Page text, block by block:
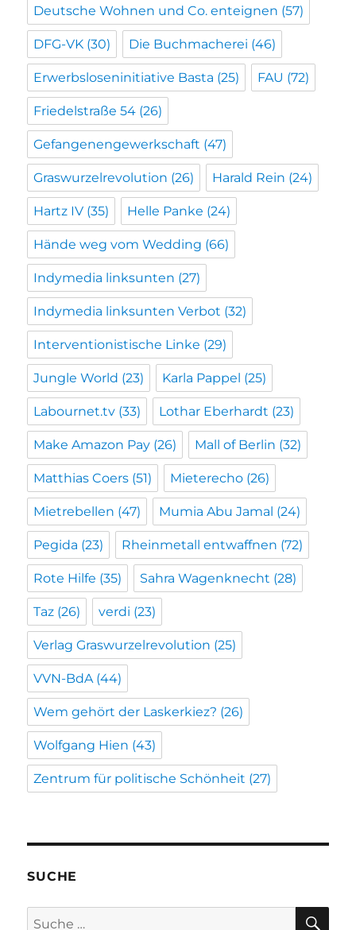
Deutsche Wohnen und Co. enteignen (57)
DFG-VK (30) Die Buchmacherei (46)
Erwerbsloseninitiative Basta (25) FAU (72)
Friedelstraße 54 (26)
Gefangenengewerkschaft (47)
Graswurzelrevolution (26) Harald Rein (24)
Hartz IV (35) Helle Panke (24)
Hände weg vom Wedding (66)
Indymedia linksunten (27)
Indymedia linksunten Verbot (32)
Interventionistische Linke (29)
Jungle World (23) Karla Pappel (25)
Labournet.tv (33) Lothar Eberhardt (23)
Make Amazon Pay (26) Mall of Berlin (32)
Matthias Coers (51) Mieterecho (26)
Mietrebellen (47) Mumia Abu Jamal (24)
Pegida (23) Rheinmetall entwaffnen (72)
Rote Hilfe (35) Sahra Wagenknecht (28)
Taz (26) verdi (23)
Verlag Graswurzelrevolution (25)
VVN-BdA (44)
Wem gehört der Laskerkiez? (26)
Wolfgang Hien (43)
Zentrum für politische Schönheit (27)
SUCHE
Suche